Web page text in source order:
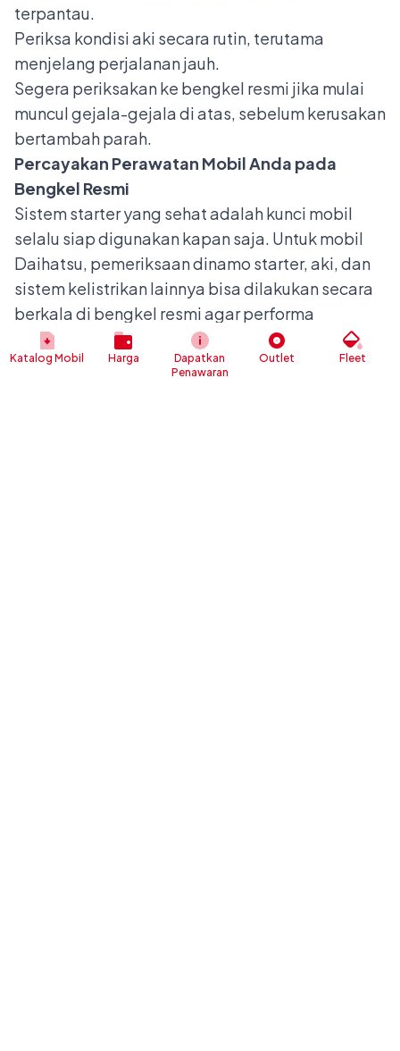
terpantau.
Periksa kondisi aki secara rutin, terutama
menjelang perjalanan jauh.
Segera periksakan ke bengkel resmi jika mulai
muncul gejala-gejala di atas, sebelum kerusakan
bertambah parah.
Percayakan Perawatan Mobil Anda pada
Bengkel Resmi
Sistem starter yang sehat adalah kunci mobil
selalu siap digunakan kapan saja. Untuk mobil
Daihatsu, pemeriksaan dinamo starter, aki, dan
sistem kelistrikan lainnya bisa dilakukan secara
berkala di bengkel resmi agar performa
kendaraan tetap terjaga dan masalah dapat
terdeteksi lebih awal.
Katalog Mobil Harga
Dapatkan
Penawaran
Outlet Fleet